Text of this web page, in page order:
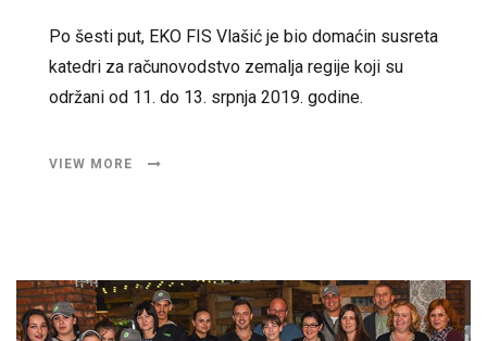
Po šesti put, EKO FIS Vlašić je bio domaćin susreta
katedri za računovodstvo zemalja regije koji su
održani od 11. do 13. srpnja 2019. godine.
VIEW MORE